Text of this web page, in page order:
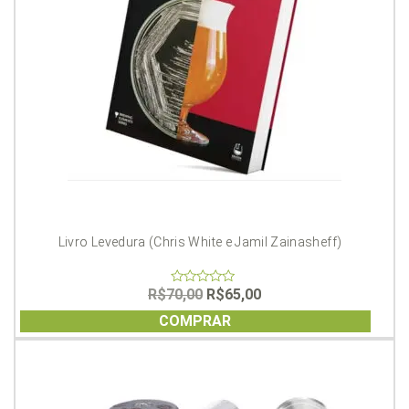
Livro Levedura (Chris White e Jamil Zainasheff)
0
out
of
5
R$70,00 O
preço
original
era:
R$65,00O
preço
é:
COMPRAR